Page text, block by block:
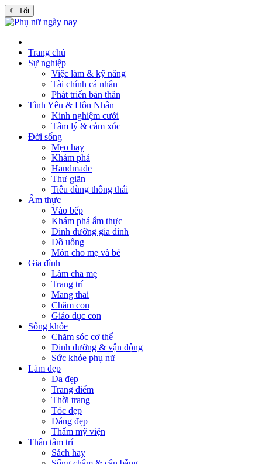
☾ Tối
Trang chủ
Sự nghiệp
Việc làm & kỹ năng
Tài chính cá nhân
Phát triển bản thân
Tình Yêu & Hôn Nhân
Kinh nghiệm cưới
Tâm lý & cảm xúc
Đời sống
Mẹo hay
Khám phá
Handmade
Thư giãn
Tiêu dùng thông thái
Ẩm thực
Vào bếp
Khám phá ẩm thực
Dinh dưỡng gia đình
Đồ uống
Món cho mẹ và bé
Gia đình
Làm cha mẹ
Trang trí
Mang thai
Chăm con
Giáo dục con
Sống khỏe
Chăm sóc cơ thể
Dinh dưỡng & vận động
Sức khỏe phụ nữ
Làm đẹp
Da đẹp
Trang điểm
Thời trang
Tóc đẹp
Dáng đẹp
Thẩm mỹ viện
Thân tâm trí
Sách hay